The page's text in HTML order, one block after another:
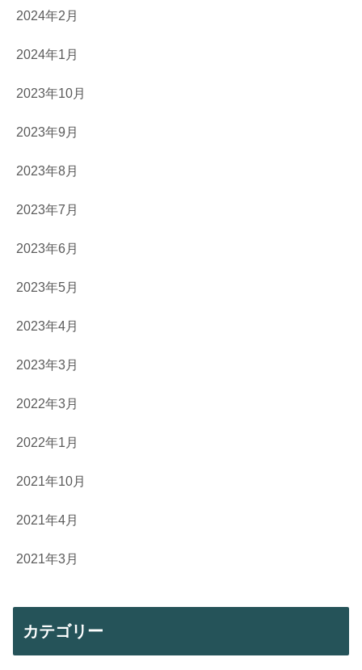
2024年2月
2024年1月
2023年10月
2023年9月
2023年8月
2023年7月
2023年6月
2023年5月
2023年4月
2023年3月
2022年3月
2022年1月
2021年10月
2021年4月
2021年3月
カテゴリー